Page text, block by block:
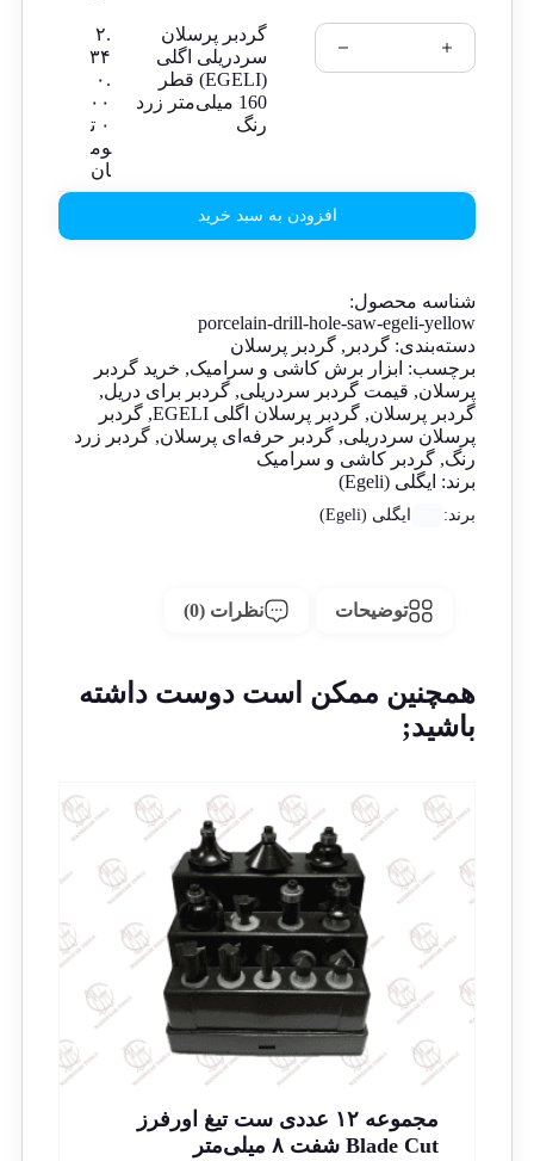
گردبر پرسلان
سردریلی اگلی
(EGELI) قطر
160 میلی‌متر زرد
رنگ
۲.
۳۴
۰.
۰۰
۰ ت
وم
ان
افزودن به سبد خرید
شناسه محصول:
porcelain-drill-hole-saw-egeli-yellow
دسته‌بندی: گردبر , گردبر پرسلان
برچسب: ابزار برش کاشی و سرامیک, خرید گردبر
پرسلان, قیمت گردبر سردریلی, گردبر برای دریل,
گردبر پرسلان, گردبر پرسلان اگلی EGELI , گردبر
پرسلان سردریلی, گردبر حرفه‌ای پرسلان, گردبر زرد
رنگ, گردبر کاشی و سرامیک
برند: ایگلی (Egeli)
برند: ایگلی (Egeli)
توضیحات نظرات (0)
همچنین ممکن است دوست داشته
باشید;
مجموعه ۱۲ عددی ست تیغ اورفرز
Blade Cut شفت ۸ میلی‌متر